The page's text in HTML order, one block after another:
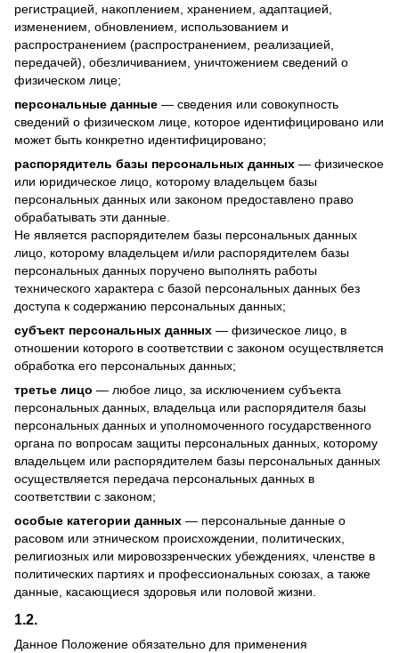
регистрацией, накоплением, хранением, адаптацией,
изменением, обновлением, использованием и
распространением (распространением, реализацией,
передачей), обезличиванием, уничтожением сведений о
физическом лице;
персональные данные — сведения или совокупность
сведений о физическом лице, которое идентифицировано или
может быть конкретно идентифицировано;
распорядитель базы персональных данных — физическое
или юридическое лицо, которому владельцем базы
персональных данных или законом предоставлено право
обрабатывать эти данные.
Не является распорядителем базы персональных данных
лицо, которому владельцем и/или распорядителем базы
персональных данных поручено выполнять работы
технического характера с базой персональных данных без
доступа к содержанию персональных данных;
субъект персональных данных — физическое лицо, в
отношении которого в соответствии с законом осуществляется
обработка его персональных данных;
третье лицо — любое лицо, за исключением субъекта
персональных данных, владельца или распорядителя базы
персональных данных и уполномоченного государственного
органа по вопросам защиты персональных данных, которому
владельцем или распорядителем базы персональных данных
осуществляется передача персональных данных в
соответствии с законом;
особые категории данных — персональные данные о
расовом или этническом происхождении, политических,
религиозных или мировоззренческих убеждениях, членстве в
политических партиях и профессиональных союзах, а также
данные, касающиеся здоровья или половой жизни.
1.2.
Данное Положение обязательно для применения